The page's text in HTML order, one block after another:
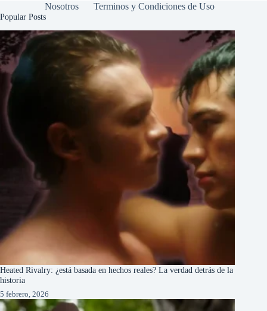
Nosotros Terminos y Condiciones de Uso
Popular Posts
Heated Rivalry: ¿está basada en hechos reales? La verdad detrás de la
historia
5 febrero, 2026